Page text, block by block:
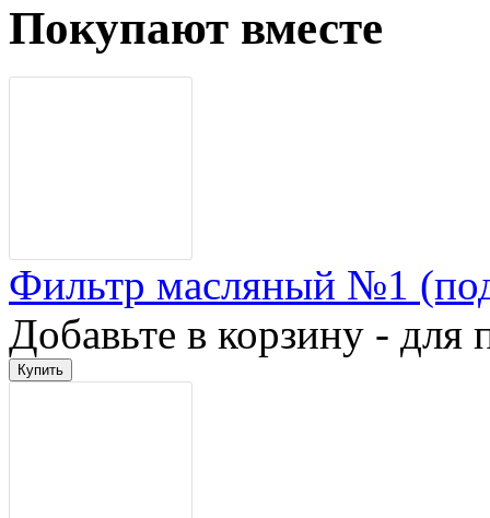
Покупают вместе
Фильтр масляный №1
Добавьте в корзину - для